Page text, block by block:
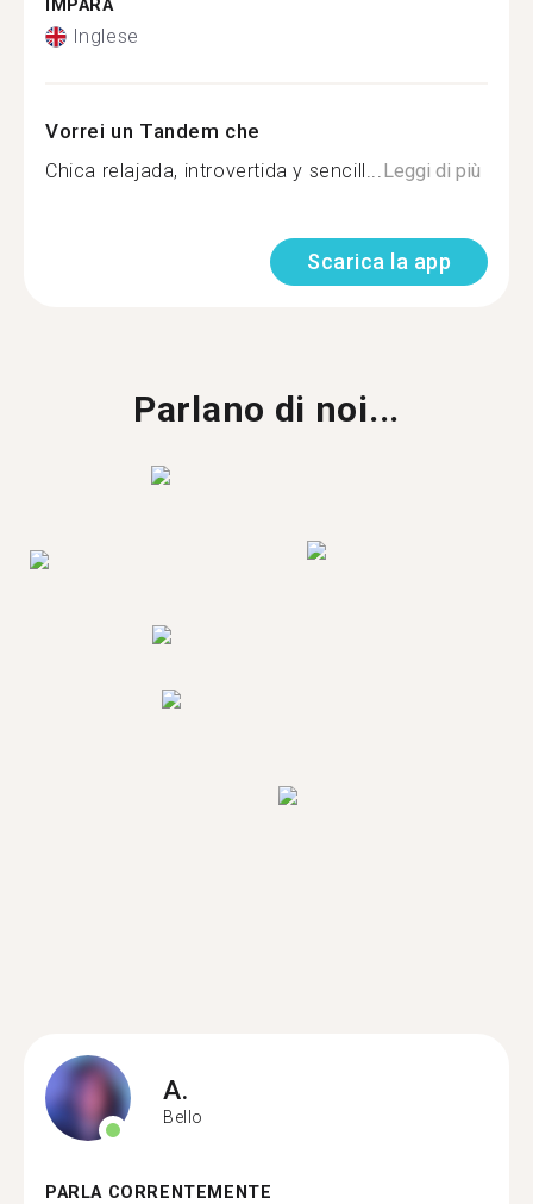
IMPARA
Inglese
Vorrei un Tandem che
Chica relajada, introvertida y sencill...Leggi di più
Scarica la app
Parlano di noi...
A.
Bello
PARLA CORRENTEMENTE